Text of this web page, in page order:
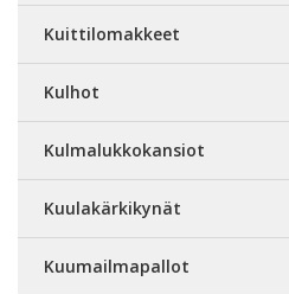
Kuittilomakkeet
Kulhot
Kulmalukkokansiot
Kuulakärkikynät
Kuumailmapallot